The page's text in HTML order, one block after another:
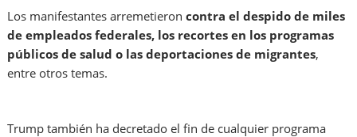
Los manifestantes arremetieroncontra el despido de miles
de empleados federales, los recortes en los programas
públicos de salud o las deportaciones de migrantes,
entre otros temas.
Trump también ha decretado el fin de cualquier programa